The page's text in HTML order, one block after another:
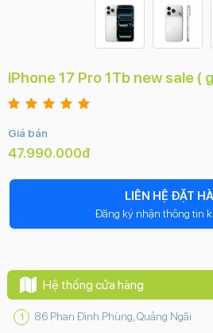
iPhone 17 Pro 1Tb new sale (
Giá bán
47.990.000đ
LIÊN HỆ ĐẶT
Đăng ký nhận thông tin
Hệ thống cửa hàng
86 Phan Đình Phùng, Quảng Ngãi